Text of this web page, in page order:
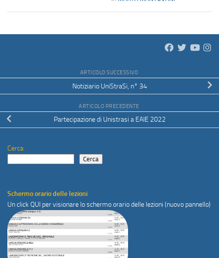
ARTICOLO SUCCESSIVO
Notiziario UniStraSi, n° 34
ARTICOLO PRECEDENTE
Partecipazione di Unistrasi a EAIE 2022
Cerca
Cerca
Schermo orario delle lezioni
Un click QUI per visionare lo schermo orario delle lezioni (nuovo pannello)